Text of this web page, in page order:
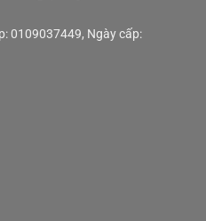
0109037449, Ngày cấp: